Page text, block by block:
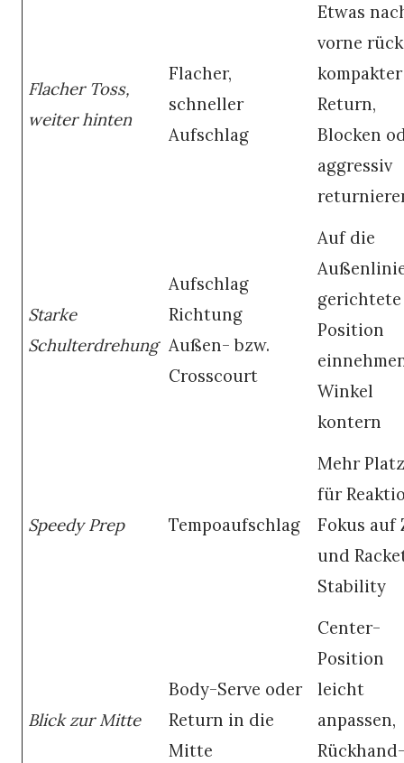
Flacher Toss,
weiter hinten
Flacher,
schneller
Aufschlag
Etwas
vorne
kompakter
Return,
Blocken
aggressiv
Starke
Schulterdrehung
Aufschlag
Richtung
Außen- bzw.
Crosscourt
Auf die
gerichtete
Position
Winkel
kontern
Speedy Prep Tempoaufschlag
Mehr Platz
für
Fokus auf
und
Stability
Blick zur Mitte
Body-Serve oder
Return in die
Mitte
Center-
Position
leicht
anpassen,